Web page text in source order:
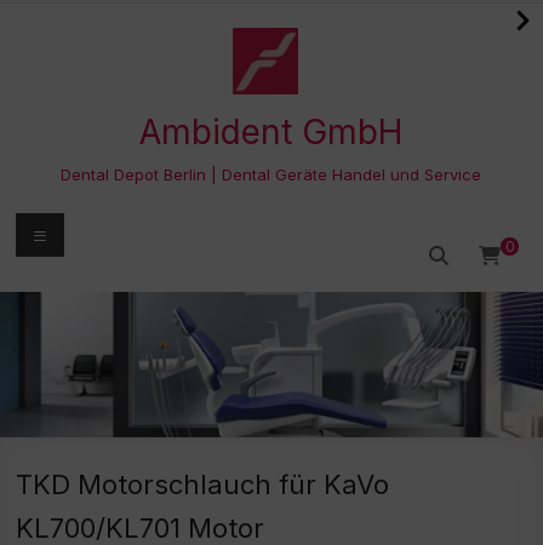
Ambident GmbH
Dental Depot Berlin | Dental Geräte Handel und Service
0
Menü
TKD Motorschlauch für KaVo
KL700/KL701 Motor